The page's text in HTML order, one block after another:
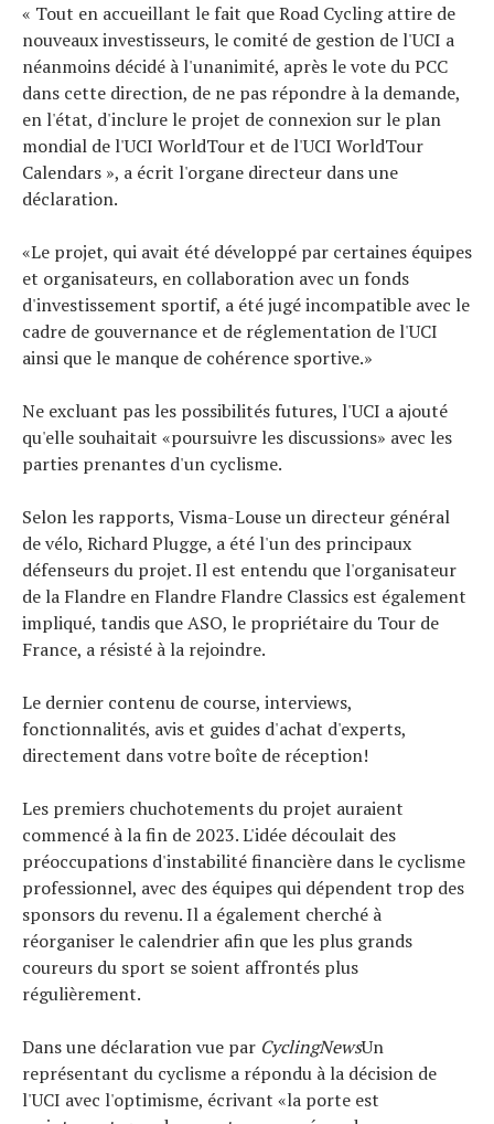
« Tout en accueillant le fait que Road Cycling attire de
nouveaux investisseurs, le comité de gestion de l'UCI a
néanmoins décidé à l'unanimité, après le vote du PCC
dans cette direction, de ne pas répondre à la demande,
en l'état, d'inclure le projet de connexion sur le plan
mondial de l'UCI WorldTour et de l'UCI WorldTour
Calendars », a écrit l'organe directeur dans une
déclaration.
«Le projet, qui avait été développé par certaines équipes
et organisateurs, en collaboration avec un fonds
d'investissement sportif, a été jugé incompatible avec le
cadre de gouvernance et de réglementation de l'UCI
ainsi que le manque de cohérence sportive.»
Ne excluant pas les possibilités futures, l'UCI a ajouté
qu'elle souhaitait «poursuivre les discussions» avec les
parties prenantes d'un cyclisme.
Selon les rapports, Visma-Louse un directeur général
de vélo, Richard Plugge, a été l'un des principaux
défenseurs du projet. Il est entendu que l'organisateur
de la Flandre en Flandre Flandre Classics est également
impliqué, tandis que ASO, le propriétaire du Tour de
France, a résisté à la rejoindre.
Le dernier contenu de course, interviews,
fonctionnalités, avis et guides d'achat d'experts,
directement dans votre boîte de réception!
Les premiers chuchotements du projet auraient
commencé à la fin de 2023. L'idée découlait des
préoccupations d'instabilité financière dans le cyclisme
professionnel, avec des équipes qui dépendent trop des
sponsors du revenu. Il a également cherché à
réorganiser le calendrier afin que les plus grands
coureurs du sport se soient affrontés plus
régulièrement.
Dans une déclaration vue par CyclingNewsUn
représentant du cyclisme a répondu à la décision de
l'UCI avec l'optimisme, écrivant «la porte est